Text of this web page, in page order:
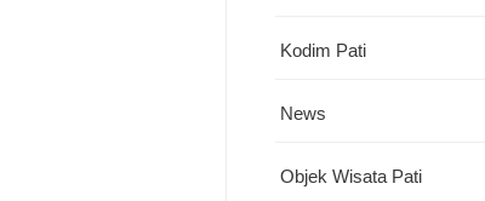
Kodim Pati
News
Objek Wisata Pati